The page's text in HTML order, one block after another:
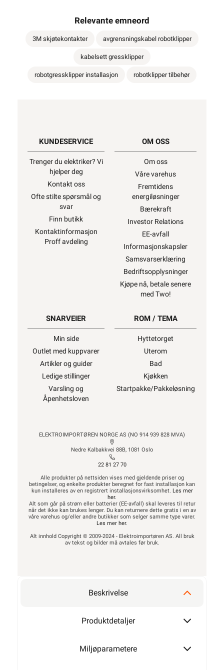
Relevante emneord
3M skjøtekontakter avgrensningskabel robotklipper
kabelsett gressklipper
robotgressklipper installasjon robotklipper tilbehør
KUNDESERVICE
Trenger du elektriker? Vi
hjelper deg
Kontakt oss
Ofte stilte spørsmål og
svar
Finn butikk
Kontaktinformasjon
Proff avdeling
OM OSS
Om oss
Våre varehus
Fremtidens
energiløsninger
Bærekraft
Investor Relations
EE-avfall
Informasjonskapsler
Samsvarserklæring
Bedriftsopplysninger
Kjøpe nå, betale senere
med Two!
SNARVEIER
Min side
Outlet med kuppvarer
Artikler og guider
Ledige stillinger
Varsling og
Åpenhetsloven
ROM / TEMA
Hyttetorget
Uterom
Bad
Kjøkken
Startpakke/Pakkeløsning
ELEKTROIMPORTØREN NORGE AS (NO 914 939 828 MVA)
Nedre Kalbakkvei 88B, 1081 Oslo
22 81 27 70
Alle produkter på nettsiden vises med gjeldende priser og
betingelser, og enkelte produkter beregnet for fast installasjon kan
kun installeres av en registrert installasjonsvirksomhet. Les mer
her.
Alt som går på strøm eller batterier (EE-avfall) skal leveres til retur
når det ikke kan brukes lenger. Du kan returnere dette gratis i en av
våre varehus og/eller andre butikker som selger samme type varer.
Les mer her.
Alt innhold Copyright © 2009-2024 - Elektroimportøren AS. All bruk
av tekst og bilder må avtales før bruk.
Beskrivelse
Produktdetaljer
Miljøparametere